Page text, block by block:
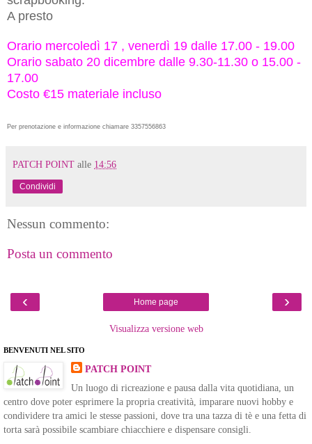
A presto
Orario mercoledì 17 , venerdì 19 dalle 17.00 - 19.00
Orario sabato 20 dicembre dalle 9.30-11.30 o 15.00 -
17.00
Costo €15 materiale incluso
Per prenotazione e informazione chiamare 3357556863
PATCH POINT alle 14:56
Condividi
Nessun commento:
Posta un commento
‹ ›
Home page
Visualizza versione web
BENVENUTI NEL SITO
PATCH POINT
Un luogo di ricreazione e pausa dalla vita quotidiana, un
centro dove poter esprimere la propria creatività, imparare nuovi hobby e
condividere tra amici le stesse passioni, dove tra una tazza di tè e una fetta di
torta sarà possibile scambiare chiacchiere e dispensare consigli.